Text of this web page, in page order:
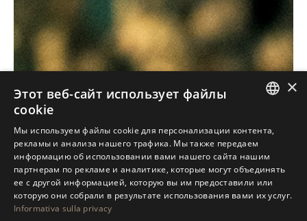
ENGLISH
SPANISH
GERMAN
×
Этот веб-сайт использует файлы
cookie
Мы используем файлы cookie для персонализации контента,
рекламы и анализа нашего трафика. Мы также передаем
информацию об использовании вами нашего сайта нашим
партнерам по рекламе и аналитике, которые могут объединять
ее с другой информацией, которую вы им предоставили или
которую они собрали в результате использования вами их услуг.
Informativa sulla privacy